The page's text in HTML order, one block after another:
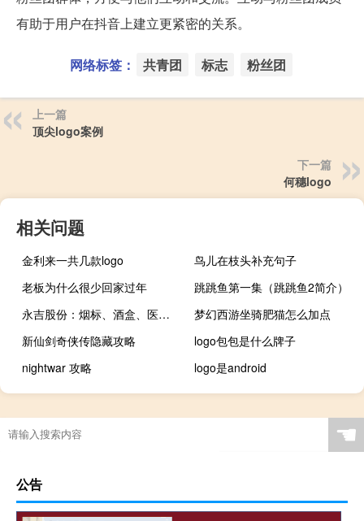
有助于用户在抖音上建立更紧密的关系。
网络标签： 共青团 标志 粉丝团
上一篇
顶尖logo案例
下一篇
何穗logo
相关问题
金利来一共几款logo
鸟儿在枝头补充句子
老板为什么很少回家过年
跳跳鱼第一集（跳跳鱼2简介）
永吉股份：烟标、酒盒、医药大麻收入增加前三季度归母净利润6052.84万元
梦幻西游坐骑肥猫怎么加点
新仙剑奇侠传隐藏攻略
logo包包是什么牌子
nightwar 攻略
logo是android
☚
公告